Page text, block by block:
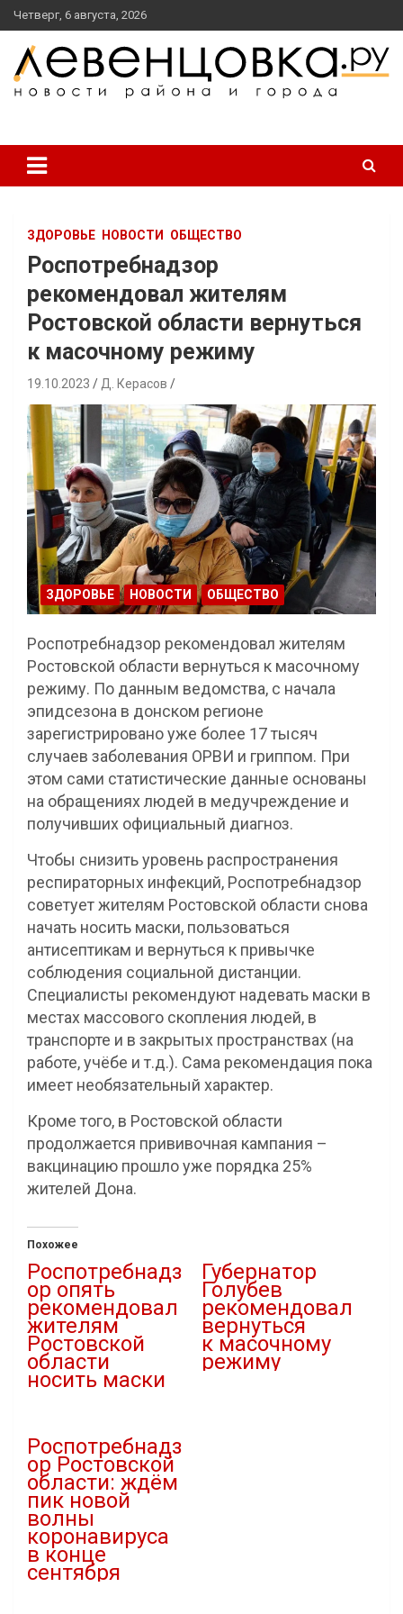
перейти
к
содержанию
Четверг, 6 августа, 2026
ЗДОРОВЬЕ НОВОСТИ ОБЩЕСТВО
Роспотребнадзор
рекомендовал жителям
Ростовской области вернуться
к масочному режиму
19.10.2023 Д. Керасов
ЗДОРОВЬЕ НОВОСТИ ОБЩЕСТВО
Роспотребнадзор рекомендовал жителям
Ростовской области вернуться к масочному
режиму. По данным ведомства, с начала
эпидсезона в донском регионе
зарегистрировано уже более 17 тысяч
случаев заболевания ОРВИ и гриппом. При
этом сами статистические данные основаны
на обращениях людей в медучреждение и
получивших официальный диагноз.
Чтобы снизить уровень распространения
респираторных инфекций, Роспотребнадзор
советует жителям Ростовской области снова
начать носить маски, пользоваться
антисептикам и вернуться к привычке
соблюдения социальной дистанции.
Специалисты рекомендуют надевать маски в
местах массового скопления людей, в
транспорте и в закрытых пространствах (на
работе, учёбе и т.д.). Сама рекомендация пока
имеет необязательный характер.
Кроме того, в Ростовской области
продолжается прививочная кампания –
вакцинацию прошло уже порядка 25%
жителей Дона.
Похожее
Роспотребнадз
ор опять
рекомендовал
жителям
Ростовской
области
носить маски
Губернатор
Голубев
рекомендовал
вернуться
к масочному
режиму
Роспотребнадз
ор Ростовской
области: ждём
пик новой
волны
коронавируса
в конце
сентября